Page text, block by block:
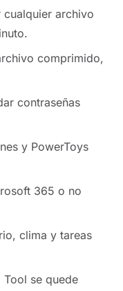
archivo
comprimido,
contraseñas
y PowerToys
365 o no
clima y tareas
se quede